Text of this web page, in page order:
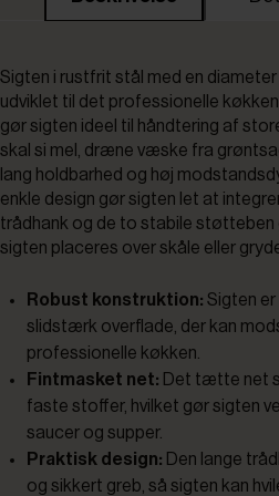
Sigten i rustfrit stål med en
udviklet til det professionelle
gør sigten ideel til håndtering af
skal si mel, dræne væske fra
lang holdbarhed og høj
enkle design gør sigten let at
trådhank og de to stabile støtteben
sigten placeres over skåle eller
Robust konstruktion: Sigten
slidstærk overflade, der kan
professionelle køkken.
Fintmasket net: Det tætte net
faste stoffer, hvilket gør sigten
saucer og supper.
Praktisk design: Den lange
og sikkert greb, så sigten kan